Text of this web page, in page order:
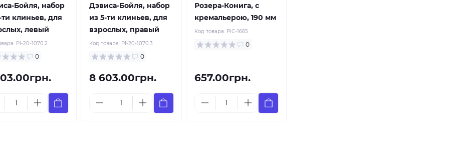
Бойля, набор
ти клиньев, для
левый
PI-20-1070.2
0
Дэвиса-Бойля, набор
из 5-ти клиньев, для
взрослых, правый
Код товара: PI-20-1070.3
0
8 603.00грн.
Розера-Конига, с
кремальерою, 190 мм
Код товара: PIC-1665
0
657.00грн.